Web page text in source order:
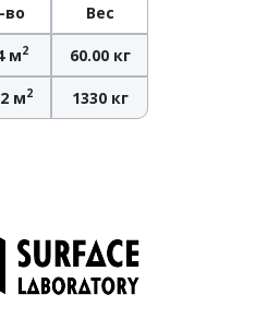
во Вес
м2 60.00 кг
м2 1330 кг